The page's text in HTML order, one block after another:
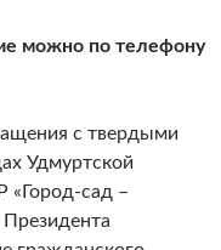
можно по телефону
с твердыми
Удмуртской
«Город-сад –